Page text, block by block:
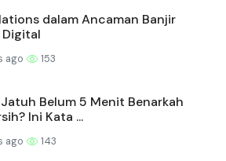
dalam Ancaman Banjir
ago 153
Belum 5 Menit Benarkah
Ini Kata ...
ago 143